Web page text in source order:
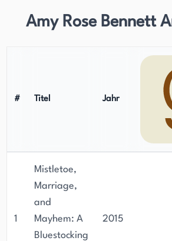
Amy Rose Bennett
# Titel Jahr
1
Mistletoe,
Marriage,
and
Mayhem: A
Bluestocking
2015